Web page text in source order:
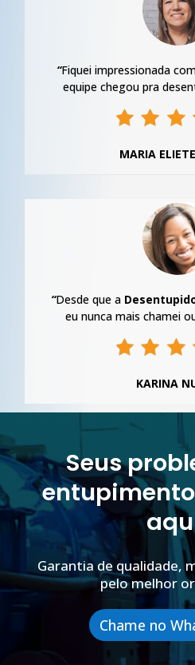
“Fiquei impressionada
equipe chegou pra
MARIA
“Desde que a
eu nunca mais chamei
KARINA
Seus
Garantia de qualidade,
pelo melhor
Chame no